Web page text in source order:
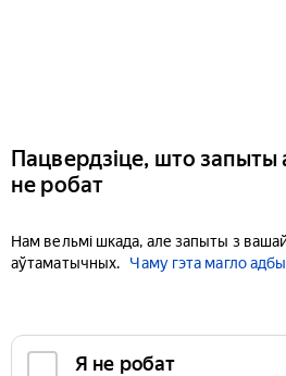
Пацвердзіце, што запыты
не робат
Нам вельмі шкада, але запыты з
аўтаматычных.
Чаму гэта магло
Я не робат